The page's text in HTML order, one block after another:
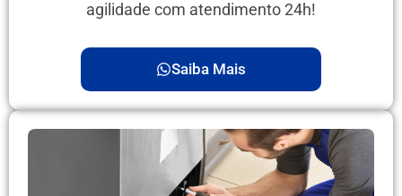
agilidade com atendimento 24h!
Saiba Mais